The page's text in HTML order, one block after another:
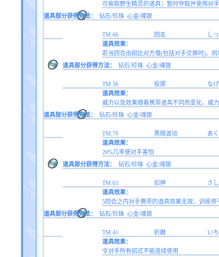
可偷取野生精灵的道具；暂时夺取并使用对
道具部分获得方法：
钻石/珍珠 心金/魂银
TM.66 回击
し
道具效果：
若当回合出招比对方慢(包括对手交换时)，
道具部分获得方法：
钻石/珍珠 心金/魂银
TM.56 投掷
な
道具效果：
威力以及效果随着携带道具不同而变化，威
道具部分获得方法：
钻石/珍珠 心金/魂银
TM.79 黑暗波动
あ
道具效果：
20%几率使对手害怕
道具部分获得方法：
钻石/珍珠 心金/魂银
TM.63 扣押
さ
道具效果：
5回合之内对手携带的道具效果无效、训练
道具部分获得方法：
钻石/珍珠 心金/魂银
TM.41 折磨
い
道具效果：
令对手所有招式不能连续使用